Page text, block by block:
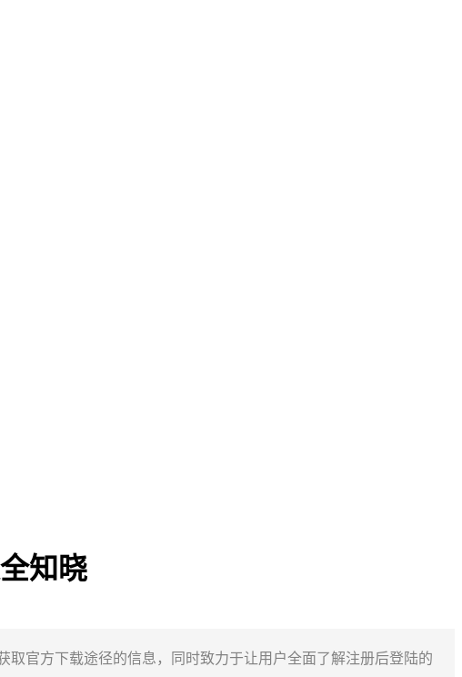
知晓
取官方下载途径的信息，同时致力于让用户全面了解注册后登陆的